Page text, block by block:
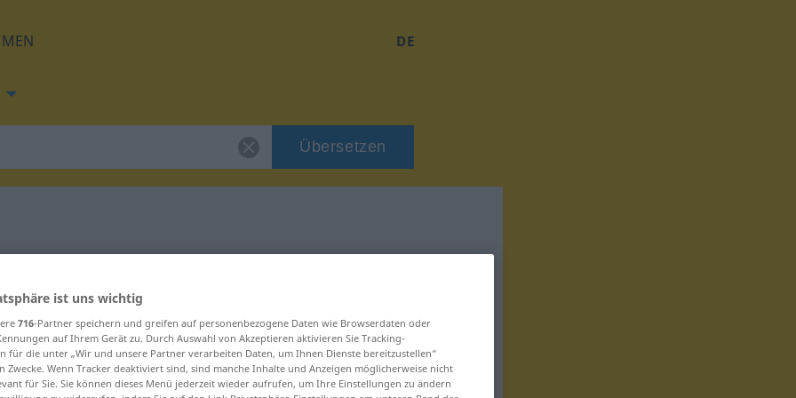
DE
Übersetzen
für "desolat"
ist uns wichtig
716-Partner speichern und greifen auf personenbezogene Daten wie Browserdaten oder
auf Ihrem Gerät zu. Durch Auswahl von Akzeptieren aktivieren Sie Tracking-
für die unter „Wir und unsere Partner verarbeiten Daten, um Ihnen Dienste bereitzustellen“
Zwecke. Wenn Tracker deaktiviert sind, sind manche Inhalte und Anzeigen möglicherweise nicht
für Sie. Sie können dieses Menü jederzeit wieder aufrufen, um Ihre Einstellungen zu ändern